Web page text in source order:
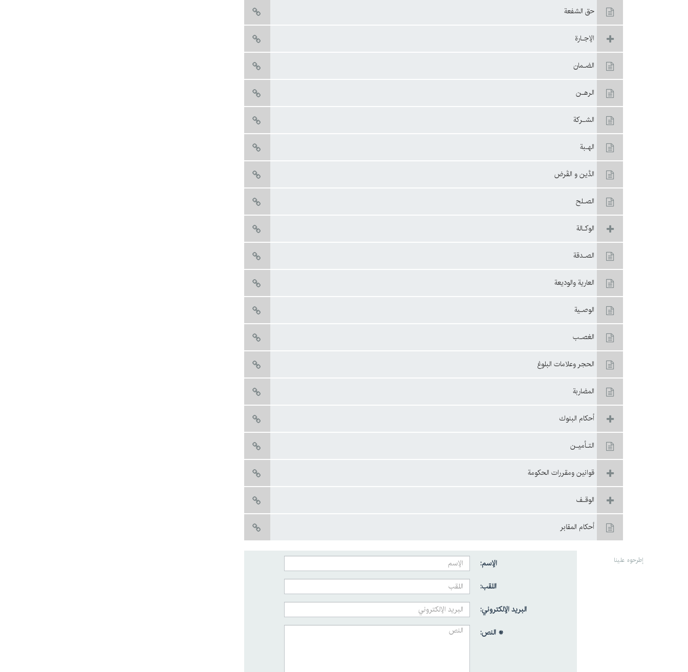
حق الشفعة
الإجـارة
الضـمان
الرهـن
الشـركة
الهـبة
الدَّين و القَرض
الصـلح
الوكـالة
الصـدقة
العارية والوديعة
الوصـية
الغصـب
الحجر وعلامات البلوغ
المضاربة
أحکام البنوك
التـأميـن
قوانين ومقررات الحکومة
الوقـف
أحكام المقابر
إطرحوه علينا
الإسم:
اللقب:
البريد الإلكتروني:
* النص: